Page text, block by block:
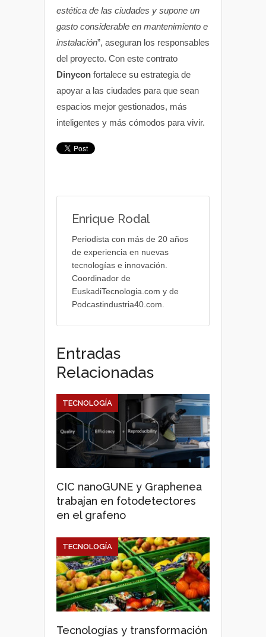
estética de las ciudades y supone un
gasto considerable en mantenimiento e
instalación”, aseguran los responsables
del proyecto. Con este contrato
Dinycon fortalece su estrategia de
apoyar a las ciudades para que sean
espacios mejor gestionados, más
inteligentes y más cómodos para vivir.
Enrique Rodal
Periodista con más de 20 años
de experiencia en nuevas
tecnologías e innovación.
Coordinador de
EuskadiTecnologia.com y de
Podcastindustria40.com.
Entradas
Relacionadas
CIC nanoGUNE y Graphenea
trabajan en fotodetectores
en el grafeno
TECNOLOGÍA
Tecnologías y transformación
TECNOLOGÍA